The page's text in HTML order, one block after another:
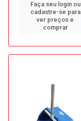
Faça seu login ou
cadastre-se para
ver preços e
comprar